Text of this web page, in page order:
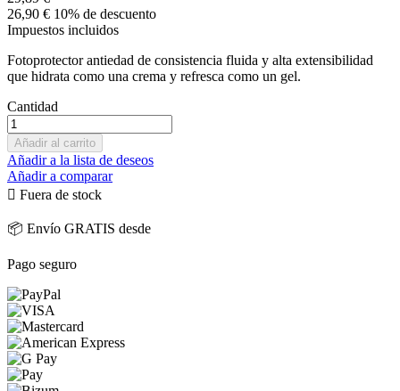
26,90 € 10% de descuento
Impuestos incluidos
Fotoprotector antiedad de consistencia fluida y alta extensibilidad
que hidrata como una crema y refresca como un gel.
Cantidad
Añadir al carrito
Añadir a la lista de deseos
Añadir a comparar
 Fuera de stock
📦 Envío GRATIS desde
Pago seguro